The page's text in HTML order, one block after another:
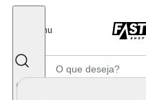
Menu